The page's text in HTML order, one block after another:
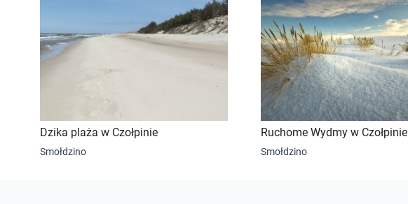
Dzika plaża w Czołpinie
Smołdzino
Ruchome Wydmy w Czołpinie
Smołdzino